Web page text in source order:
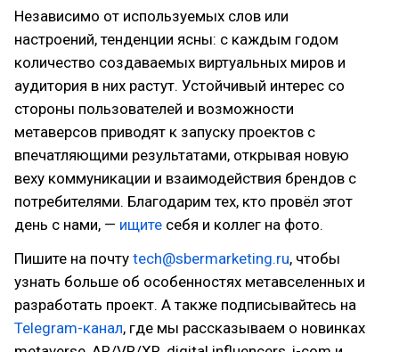
Независимо от используемых слов или
настроений, тенденции ясны: с каждым годом
количество создаваемых виртуальных миров и
аудитория в них растут. Устойчивый интерес со
стороны пользователей и возможности
метаверсов приводят к запуску проектов с
впечатляющими результатами, открывая новую
веху коммуникации и взаимодействия брендов с
потребителями. Благодарим тех, кто провёл этот
день с нами, — ищите себя и коллег на фото.
Пишите на почту tech@sbermarketing.ru, чтобы
узнать больше об особенностях метавселенных и
разработать проект. А также подписывайтесь на
Telegram-канал, где мы рассказываем о новинках